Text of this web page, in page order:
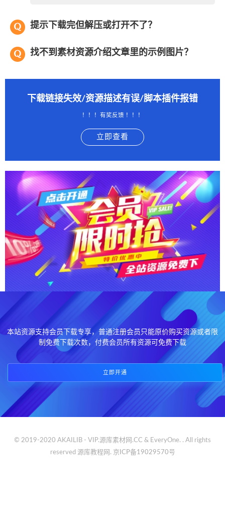
提示下载完但解压或打开不了？
找不到素材资源介绍文章里的示例图片？
下载链接失效/资源描述有误/脚本插件报错
！！！有奖反馈 ！！！
立即查看
本站资源支持会员下载专享，普通注册会员只能原价购买资源或者限
制免费下载次数，付费会员所有资源可免费下载
立即开通
© 2019-2020 AKAILIB - VIP.源库素材网.CC & EveryOne. . All rights
reserved 源库教程网. 京ICP备19029570号